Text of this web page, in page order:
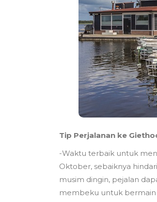
Tip Perjalanan ke
-Waktu terbaik untuk
Oktober, sebaiknya
musim dingin, pejalan
membeku untuk bermain